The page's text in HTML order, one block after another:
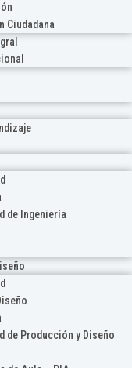
Ciudadana
de Ingeniería
de Producción y Diseño